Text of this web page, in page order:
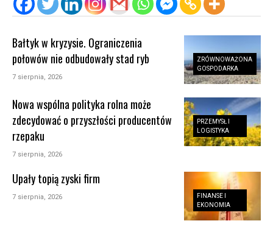
ZRÓWNOWAŻONA
GOSPODARKA
Bałtyk w kryzysie. Ograniczenia
połowów nie odbudowały stad ryb
7 sierpnia, 2026
PRZEMYSŁ I
LOGISTYKA
Nowa wspólna polityka rolna może
zdecydować o przyszłości producentów
rzepaku
7 sierpnia, 2026
FINANSE I
EKONOMIA
Upały topią zyski firm
7 sierpnia, 2026